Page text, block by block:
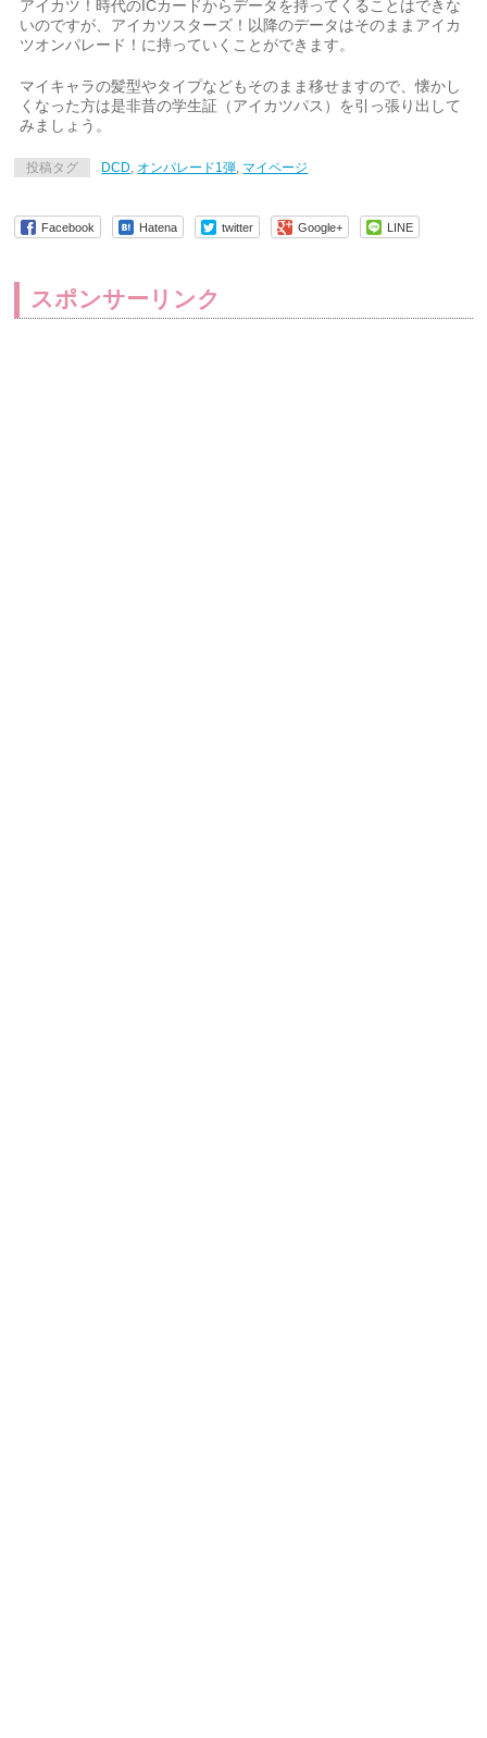
アイカツ！時代のICカードからデータを持ってくることはできな
いのですが、アイカツスターズ！以降のデータはそのままアイカ
ツオンパレード！に持っていくことができます。
マイキャラの髪型やタイプなどもそのまま移せますので、懐かし
くなった方は是非昔の学生証（アイカツパス）を引っ張り出して
みましょう。
投稿タグ DCD, オンパレード1弾, マイページ
Facebook Hatena twitter Google+ LINE
スポンサーリンク